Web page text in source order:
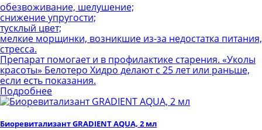
обезвоживание, шелушение;
снижение упругости;
тусклый цвет;
мелкие морщинки, возникшие из-за недостатка питания,
стресса.
Препарат помогает и в профилактике старения. «Уколы
красоты» Белотеро Хидро делают с 25 лет или раньше,
если есть показания.
Подробнее
Биоревитализант GRADIENT AQUA, 2 мл